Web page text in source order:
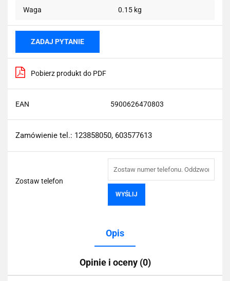
Waga 0.15 kg
ZADAJ PYTANIE
Pobierz produkt do PDF
EAN 5900626470803
Zamówienie tel.: 123858050, 603577613
Zostaw telefon
WYŚLIJ
Opis
Opinie i oceny (0)